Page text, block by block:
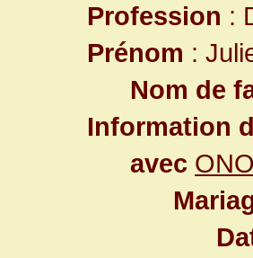
Profession :
Prénom :
Nom de
Information
avec